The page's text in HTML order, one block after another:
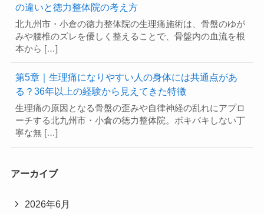
の違いと徳力整体院の考え方
北九州市・小倉の徳力整体院の生理痛施術は、骨盤のゆが
みや腰椎のズレを優しく整えることで、骨盤内の血流を根
本から […]
第5章｜生理痛になりやすい人の身体には共通点があ
る？36年以上の経験から見えてきた特徴
生理痛の原因となる骨盤の歪みや自律神経の乱れにアプロ
ーチする北九州市・小倉の徳力整体院。ボキバキしない丁
寧な無 […]
アーカイブ
2026年6月